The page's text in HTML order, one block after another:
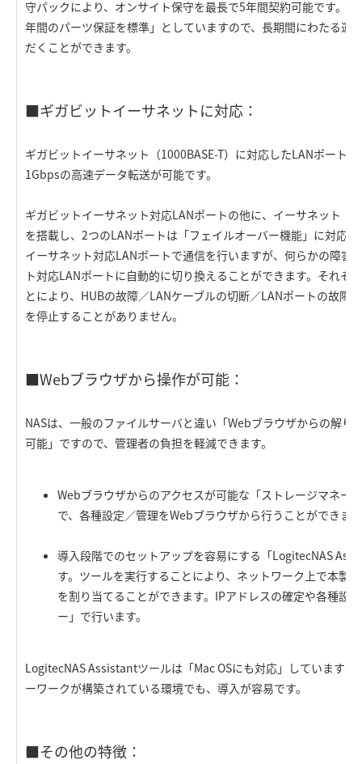
守パックにより、オンサイト保守を最長で5年間契約可能です。
年間のパーツ保証を標準」としていますので、長期間にわたる運
だくことができます。
■ギガビットイーサネットに対応：
ギガビットイーサネット（1000BASE-T）に対応したLANポート
1Gbpsの高速データ転送が可能です。
ギガビットイーサネット対応LANポートの他に、イーサネット（
を搭載し、2つのLANポートは「フェイルオーバー機能」に対応
イーサネット対応LANポートで通信を行いますが、何らかの障害
ト対応LANポートに自動的に切り換えることができます。それぞ
とにより、HUBの故障／LANケーブルの切断／LANポートの故障
を停止することがありません。
■Webブラウザから操作が可能：
NASは、一般のファイルサーバと違い「Webブラウザからの解り
可能」ですので、管理者の負担を軽減できます。
Webブラウザからのアクセスが可能な「ストレージマネー
で、各種設定／管理をWebブラウザから行うことができま
導入段階でのセットアップを容易にする「LogitecNAS
す。ツールを実行することにより、ネットワーク上で本製
を割り当てることができます。IPアドレスの確定や各種設
ー」で行います。
LogitecNAS Assistantツールは「Mac OSにも対応」しています
ーワークが構築されている環境でも、導入が容易です。
■その他の特徴：